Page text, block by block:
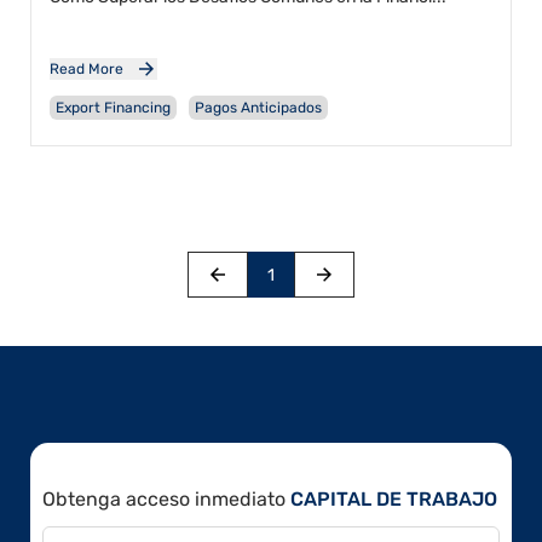
Read More
Export Financing Pagos Anticipados
1
Obtenga acceso inmediato CAPITAL DE TRABAJO